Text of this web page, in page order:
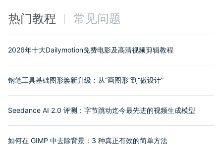
热门教程 常见问题
2026年十大Dailymotion免费电影及高清视频剪辑教程
钢笔工具基础图形焕新升级：从“画图形”到“做设计”
Seedance AI 2.0 评测：字节跳动迄今最先进的视频生成模型
如何在 GIMP 中去除背景：3 种真正有效的简单方法